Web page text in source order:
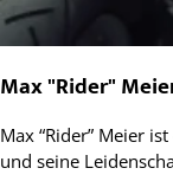
Max "Rider"
Max “Rider” Meier
und seine